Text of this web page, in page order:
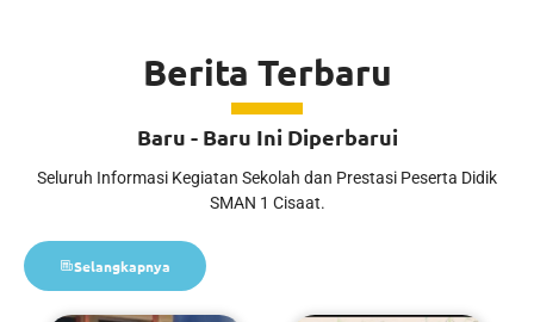
Berita Terbaru
Baru - Baru Ini Diperbarui
Seluruh Informasi Kegiatan Sekolah dan Prestasi Peserta Didik
SMAN 1 Cisaat.
Selangkapnya